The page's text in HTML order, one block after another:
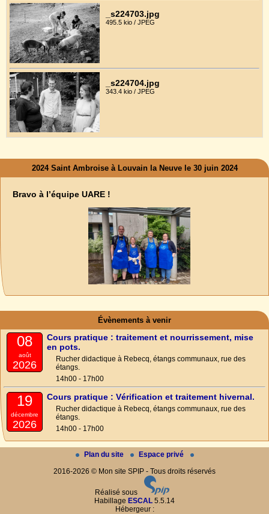
_s224703.jpg
495.5 kio / JPEG
_s224704.jpg
343.4 kio / JPEG
2024 Saint Ambroise à Louvain la Neuve le 30 juin 2024
Bravo à l’équipe UARE !
Évènements à venir
08
août
2026
Cours pratique : traitement et nourrissement, mise
en pots.
Rucher didactique à Rebecq, étangs communaux, rue des
étangs.
14h00 - 17h00
19
décembre
2026
Cours pratique : Vérification et traitement hivernal.
Rucher didactique à Rebecq, étangs communaux, rue des
étangs.
14h00 - 17h00
Plan du site
Espace privé
2016-2026 © Mon site SPIP - Tous droits réservés
Réalisé sous
Habillage ESCAL 5.5.14
Hébergeur :